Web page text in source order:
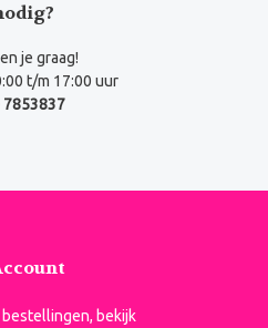
je graag!
t/m 17:00 uur
bestellingen, bekijk